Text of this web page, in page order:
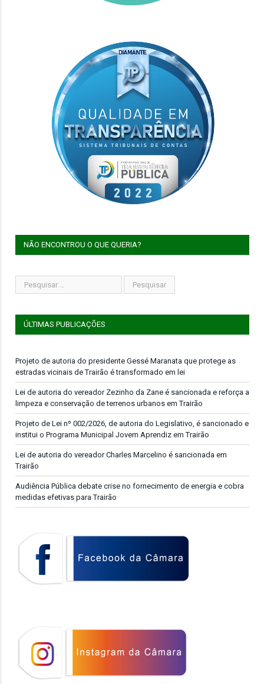
NÃO ENCONTROU O QUE QUERIA?
ÚLTIMAS PUBLICAÇÕES
Projeto de autoria do presidente Gessé Maranata que protege as
estradas vicinais de Trairão é transformado em lei
Lei de autoria do vereador Zezinho da Zane é sancionada e reforça a
limpeza e conservação de terrenos urbanos em Trairão
Projeto de Lei nº 002/2026, de autoria do Legislativo, é sancionado e
institui o Programa Municipal Jovem Aprendiz em Trairão
Lei de autoria do vereador Charles Marcelino é sancionada em
Trairão
Audiência Pública debate crise no fornecimento de energia e cobra
medidas efetivas para Trairão